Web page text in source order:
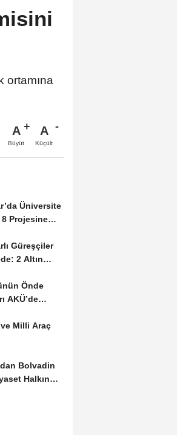
ortamına
A
Büyüt
A
Küçült
Üniversite
Projesine
Güreşçiler
2 Altın
Önde
AKÜ’de
Milli Araç
Bolvadin
Halkın